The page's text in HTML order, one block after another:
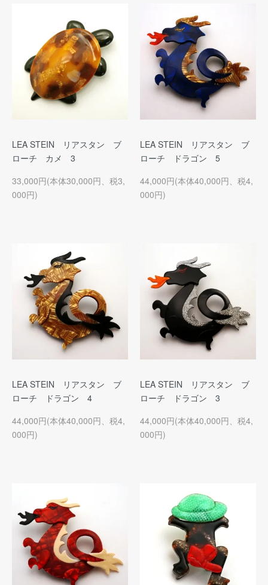
LEA STEIN リアスタン ブ
ローチ カメ 3
33,000円(本体30,000円、税3,
000円)
LEA STEIN リアスタン ブ
ローチ ドラゴン 5
44,000円(本体40,000円、税4,
000円)
LEA STEIN リアスタン ブ
ローチ ドラゴン 4
44,000円(本体40,000円、税4,
000円)
LEA STEIN リアスタン ブ
ローチ ドラゴン 3
44,000円(本体40,000円、税4,
000円)